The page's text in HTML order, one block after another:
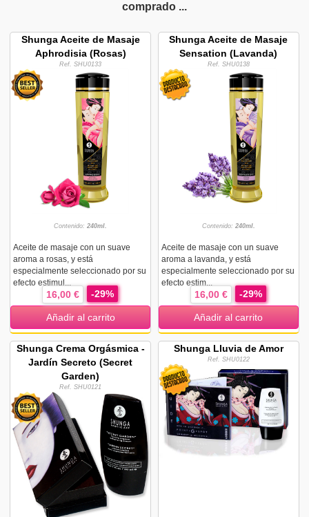
comprado ...
Shunga Aceite de Masaje
Aphrodisia (Rosas)
Ref. SHU0133
Contenido:240ml.
Aceite de masaje con un suave
aroma a rosas, y está
especialmente seleccionado por su
efecto estimul...
16,00 € -29%
Añadir al carrito
Shunga Aceite de Masaje
Sensation (Lavanda)
Ref. SHU0138
Contenido: 240ml.
Aceite de masaje con un suave
aroma a lavanda, y está
especialmente seleccionado por su
efecto estim...
16,00 € -29%
Añadir al carrito
Shunga Crema Orgásmica -
Jardín Secreto (Secret
Garden)
Ref. SHU0121
Shunga Lluvia de Amor
Ref. SHU0122